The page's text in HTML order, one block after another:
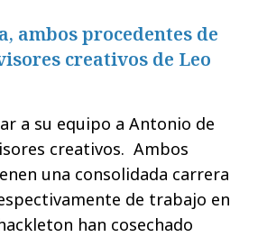
ambos procedentes de
creativos de Leo
a su equipo a Antonio de
creativos. Ambos
una consolidada carrera
de trabajo en
han cosechado